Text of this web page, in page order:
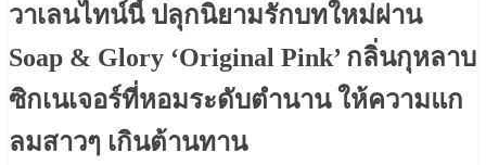
วาเลนไทน์นี้ ปลุกนิยามรักบทใหม่ผ่าน
Soap & Glory ‘Original Pink’ กลิ่นกุหลาบ
ซิกเนเจอร์ที่หอมระดับตำนาน ให้ความแก
ลมสาวๆ เกินต้านทาน